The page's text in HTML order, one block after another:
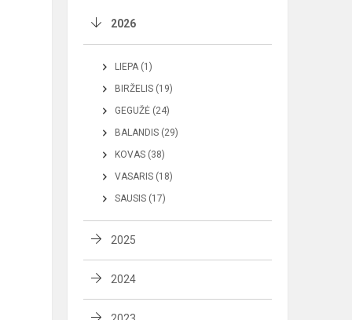
2026
LIEPA (1)
BIRŽELIS (19)
GEGUŽĖ (24)
BALANDIS (29)
KOVAS (38)
VASARIS (18)
SAUSIS (17)
2025
2024